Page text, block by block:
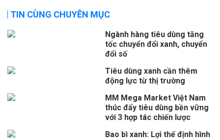
TIN CÙNG CHUYÊN MỤC
Ngành hàng tiêu dùng tăng
tốc chuyển đổi xanh, chuyển
đổi số
Tiêu dùng xanh cần thêm
động lực từ thị trường
MM Mega Market Việt Nam
thúc đẩy tiêu dùng bền vững
với 3 hợp tác chiến lược
Bao bì xanh: Lợi thế định hình